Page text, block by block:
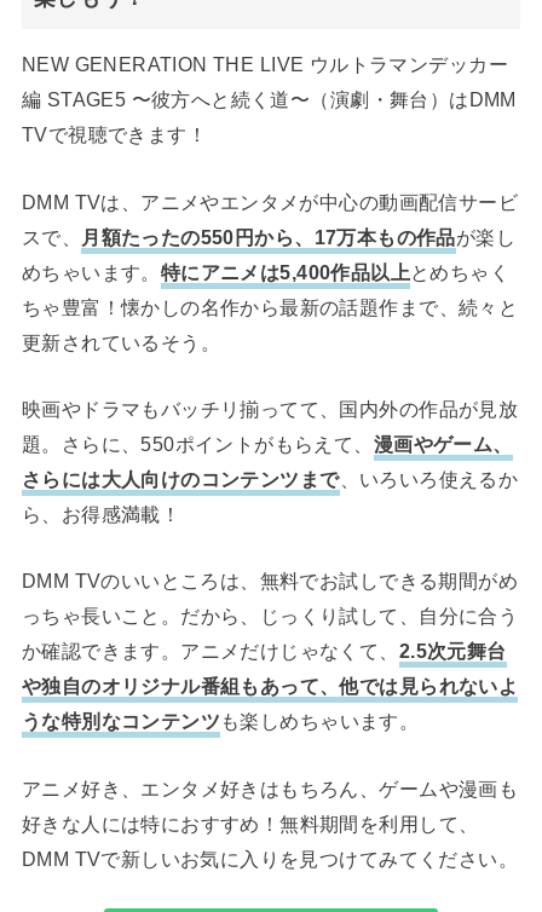
NEW GENERATION THE LIVE ウルトラマンデッカー
編 STAGE5 〜彼方へと続く道〜（演劇・舞台）はDMM
TVで視聴できます！
DMM TVは、アニメやエンタメが中心の動画配信サービ
スで、
月額たったの550円から、17万本もの作品が楽し
めちゃいます。 特にアニメは5,400作品以上とめちゃく
ちゃ豊富！懐かしの名作から最新の話題作まで、続々と
更新されているそう。
映画やドラマもバッチリ揃ってて、国内外の作品が見放
題。さらに、550ポイントがもらえて、 漫画やゲーム、
さらには大人向けのコンテンツまで、いろいろ使えるか
ら、お得感満載！
DMM TVのいいところは、無料でお試しできる期間がめ
っちゃ長いこと。だから、じっくり試して、自分に合う
か確認できます。アニメだけじゃなくて、 2.5次元舞台
や独自のオリジナル番組もあって、他では見られないよ
うな特別なコンテンツ も楽しめちゃいます。
アニメ好き、エンタメ好きはもちろん、ゲームや漫画も
好きな人には特におすすめ！無料期間を利用して、
DMM TVで新しいお気に入りを見つけてみてください。